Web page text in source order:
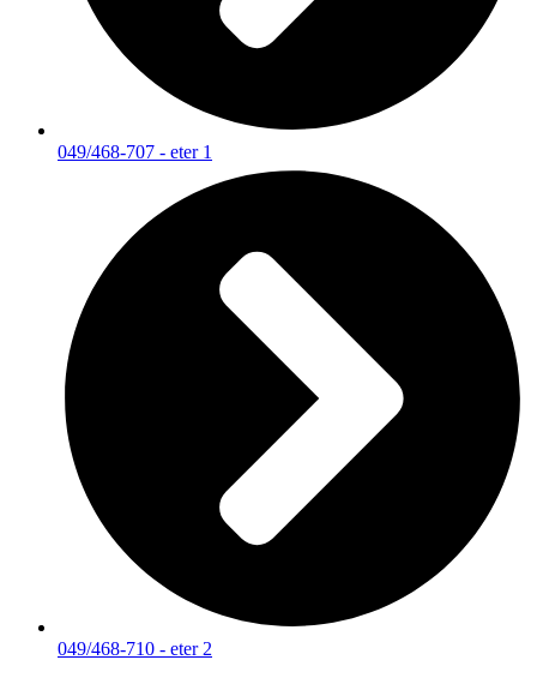
049/468-707 - eter 1
049/468-710 - eter 2